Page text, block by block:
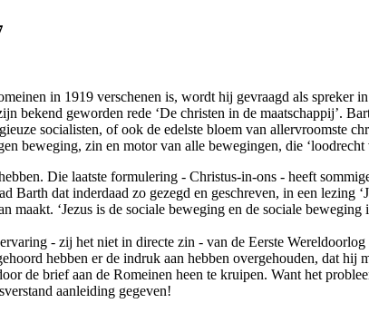
in 1919 verschenen is, wordt hij gevraagd als spreker
bekend geworden rede ‘De christen in de maatschappij’.
socialisten, of ook de edelste bloem van allervroomste
beweging, zin en motor van alle bewegingen, die
Die laatste formulering - Christus-in-ons - heeft
Barth dat inderdaad zo gezegd en geschreven, in een lezing
maakt. ‘Jezus is de sociale beweging en de sociale
- zij het niet in directe zin - van de Eerste
hebben er de indruk aan hebben overgehouden, dat
de brief aan de Romeinen heen te kruipen. Want het
aanleiding gegeven!